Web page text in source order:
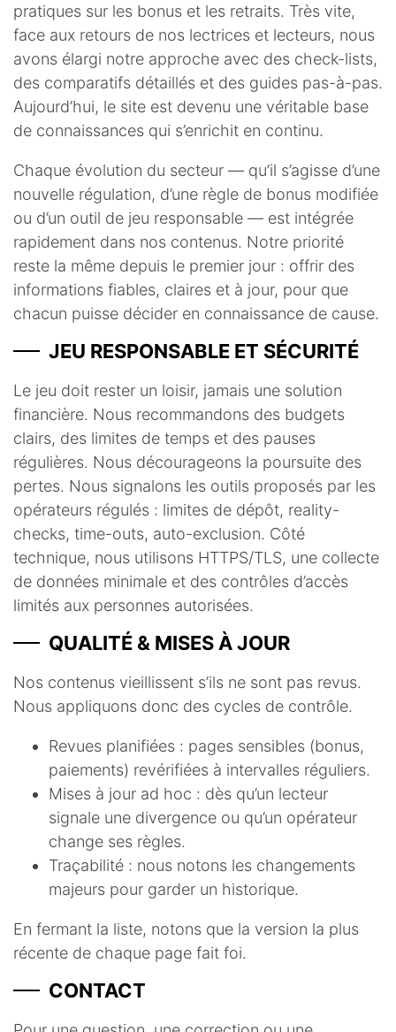
pratiques sur les bonus et les retraits. Très vite,
face aux retours de nos lectrices et lecteurs, nous
avons élargi notre approche avec des check-lists,
des comparatifs détaillés et des guides pas-à-pas.
Aujourd’hui, le site est devenu une véritable base
de connaissances qui s’enrichit en continu.
Chaque évolution du secteur — qu’il s’agisse d’une
nouvelle régulation, d’une règle de bonus modifiée
ou d’un outil de jeu responsable — est intégrée
rapidement dans nos contenus. Notre priorité
reste la même depuis le premier jour : offrir des
informations fiables, claires et à jour, pour que
chacun puisse décider en connaissance de cause.
JEU RESPONSABLE ET SÉCURITÉ
Le jeu doit rester un loisir, jamais une solution
financière. Nous recommandons des budgets
clairs, des limites de temps et des pauses
régulières. Nous décourageons la poursuite des
pertes. Nous signalons les outils proposés par les
opérateurs régulés : limites de dépôt, reality-
checks, time-outs, auto-exclusion. Côté
technique, nous utilisons HTTPS/TLS, une collecte
de données minimale et des contrôles d’accès
limités aux personnes autorisées.
QUALITÉ & MISES À JOUR
Nos contenus vieillissent s’ils ne sont pas revus.
Nous appliquons donc des cycles de contrôle.
Revues planifiées : pages sensibles (bonus,
paiements) revérifiées à intervalles réguliers.
Mises à jour ad hoc : dès qu’un lecteur
signale une divergence ou qu’un opérateur
change ses règles.
Traçabilité : nous notons les changements
majeurs pour garder un historique.
En fermant la liste, notons que la version la plus
récente de chaque page fait foi.
CONTACT